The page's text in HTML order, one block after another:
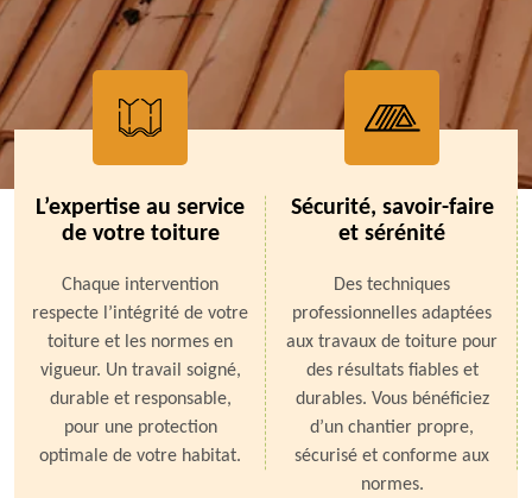
L’expertise au service
de votre toiture
Chaque intervention
respecte l’intégrité de votre
toiture et les normes en
vigueur. Un travail soigné,
durable et responsable,
pour une protection
optimale de votre habitat.
Sécurité, savoir-faire
et sérénité
Des techniques
professionnelles adaptées
aux travaux de toiture pour
des résultats fiables et
durables. Vous bénéficiez
d’un chantier propre,
sécurisé et conforme aux
normes.